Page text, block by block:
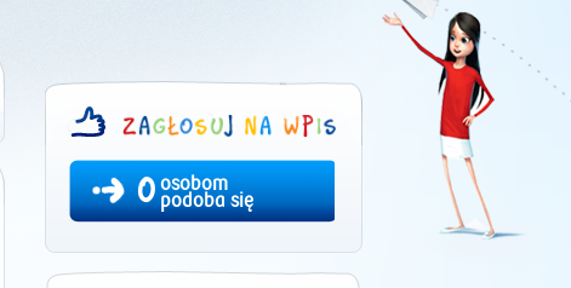
0osobom
podoba się